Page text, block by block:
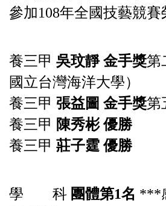
參加108年全國技藝競賽
養三甲 吳玟靜 金手獎第
國立台灣海洋大學）
養三甲 張益圖 金手獎第
養三甲 陳秀彬 優勝
養三甲 莊子霆 優勝
學 科 團體第1名 ***